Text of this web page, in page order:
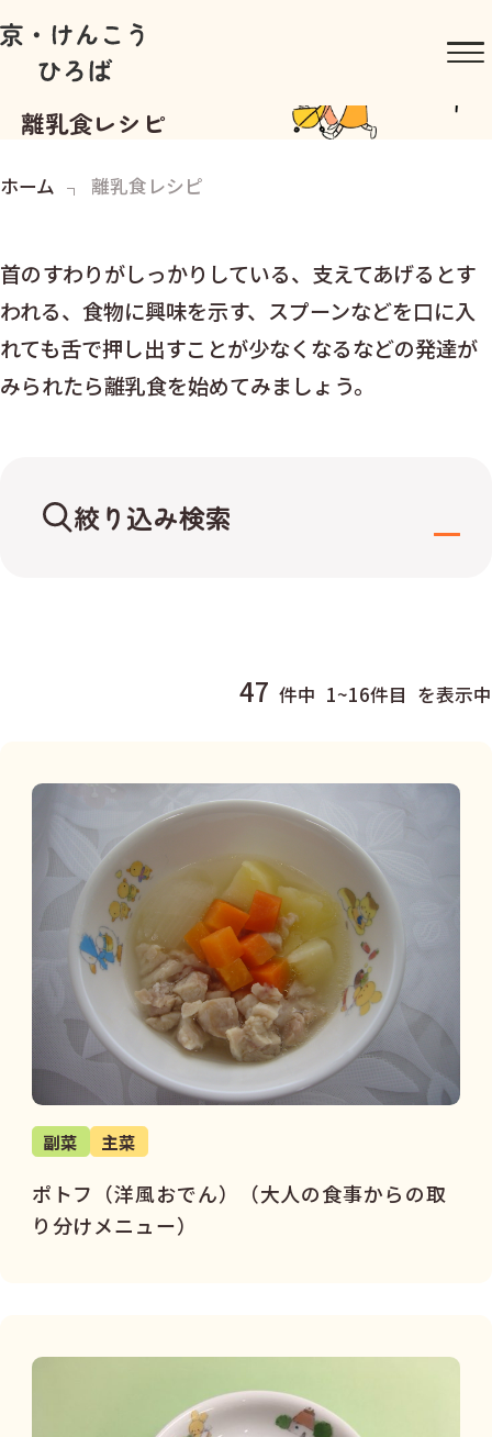
離乳食レシピ
ホーム 離乳食レシピ
首のすわりがしっかりしている、支えてあげるとす
われる、食物に興味を示す、スプーンなどを口に入
れても舌で押し出すことが少なくなるなどの発達が
みられたら離乳食を始めてみましょう。
絞り込み検索
月齢
5～6か月頃（ゴックン期）
7～8か月頃（モグモグ期）
9～11か月頃（カミカミ期）
12～18か月頃（パクパク期）
1歳7か月～2歳頃
47 件中 1~16件目 を表示中
副菜 主菜
ポトフ（洋風おでん）（大人の食事からの取
り分けメニュー）